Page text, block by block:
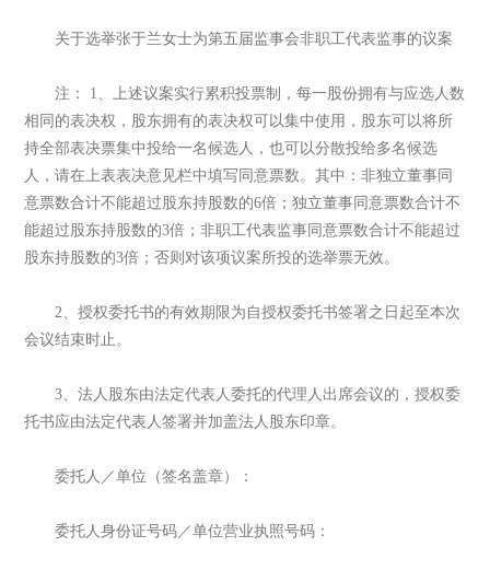
关于选举张于兰女士为第五届监事会非职工代表监事的议案
注： 1、上述议案实行累积投票制，每一股份拥有与应选人数
相同的表决权，股东拥有的表决权可以集中使用，股东可以将所
持全部表决票集中投给一名候选人，也可以分散投给多名候选
人，请在上表表决意见栏中填写同意票数。其中：非独立董事同
意票数合计不能超过股东持股数的6倍；独立董事同意票数合计不
能超过股东持股数的3倍；非职工代表监事同意票数合计不能超过
股东持股数的3倍；否则对该项议案所投的选举票无效。
2、授权委托书的有效期限为自授权委托书签署之日起至本次
会议结束时止。
3、法人股东由法定代表人委托的代理人出席会议的，授权委
托书应由法定代表人签署并加盖法人股东印章。
委托人／单位（签名盖章）：
委托人身份证号码／单位营业执照号码：